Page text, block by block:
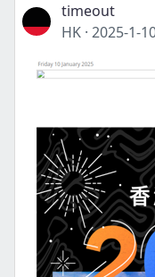
timeout
HK · 2025-1-